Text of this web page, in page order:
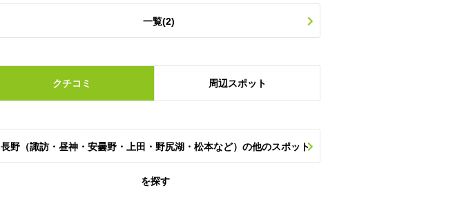
一覧(2)
クチコミ 周辺 スポット
長野（諏訪・昼神・安曇野・上田・野尻湖・松本など）の他のスポット
を探す